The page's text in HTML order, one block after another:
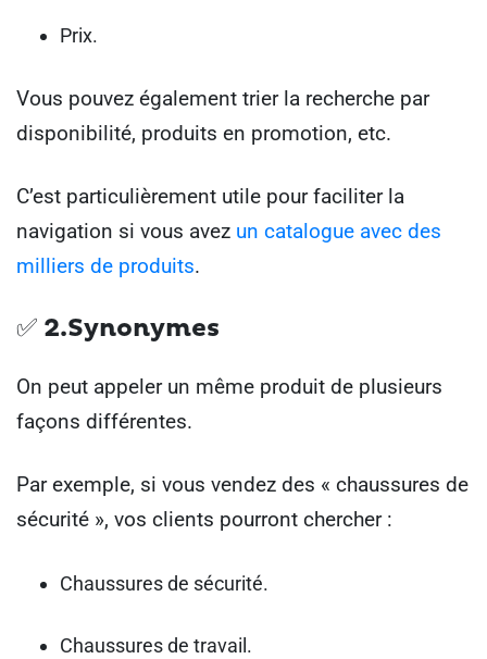
Prix.
Vous pouvez également trier la recherche par
disponibilité, produits en promotion, etc.
C’est particulièrement utile pour faciliter la
navigation si vous avez un catalogue avec des
milliers de produits.
✅ 2.Synonymes
On peut appeler un même produit de plusieurs
façons différentes.
Par exemple, si vous vendez des « chaussures de
sécurité », vos clients pourront chercher :
Chaussures de sécurité.
Chaussures de travail.